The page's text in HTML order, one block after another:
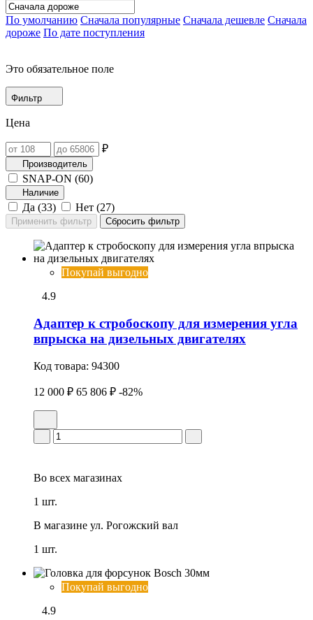
По умолчанию Сначала популярные Сначала дешевле Сначала
дороже По дате поступления
Это обязательное поле
Фильтр
Цена
₽
Производитель
SNAP-ON (60)
Наличие
Да (33) Нет (27)
Покупай выгодно
4.9
Адаптер к стробоскопу для измерения угла
впрыска на дизельных двигателях
Код товара: 94300
12 000 ₽ 65 806 ₽ -82%
Во всех магазинах
1 шт.
В магазине ул. Рогожский вал
1 шт.
Покупай выгодно
4.9